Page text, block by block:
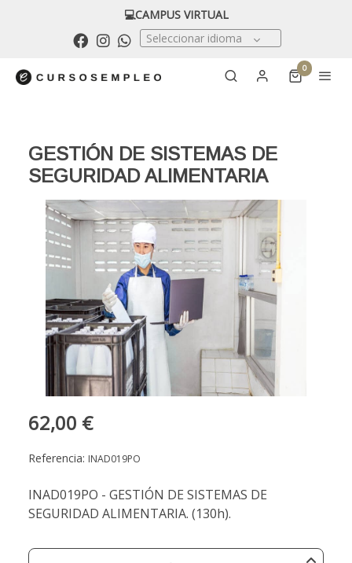
💻CAMPUS VIRTUAL
Seleccionar idioma
0
GESTIÓN DE SISTEMAS DE
SEGURIDAD ALIMENTARIA
62,00 €
Referencia: INAD019PO
INAD019PO - GESTIÓN DE SISTEMAS DE
SEGURIDAD ALIMENTARIA. (130h).